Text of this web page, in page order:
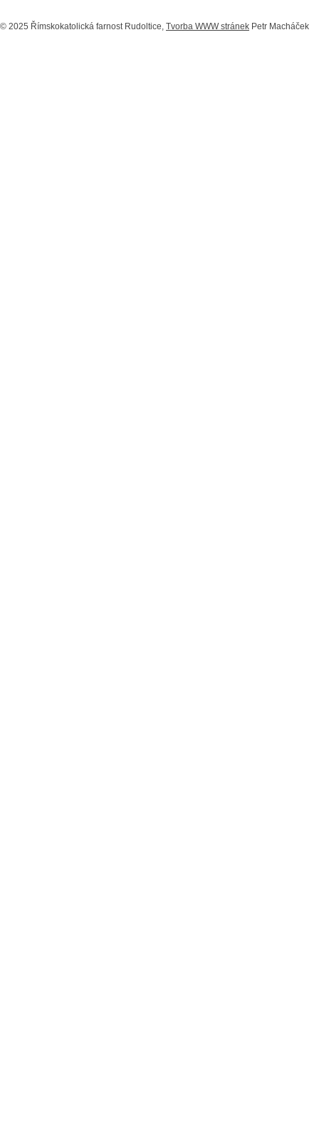
© 2025 Římskokatolická farnost Rudoltice, Tvorba WWW stránek Petr Macháček